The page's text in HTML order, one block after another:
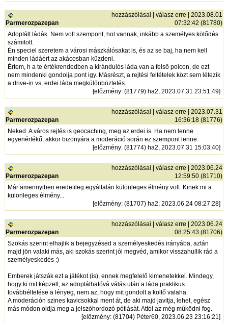
Parmerozpazepan
hozzászólásai |válasz erre | 2023.08.01
07:32:42 (81780)
Adoptált ládák. Nem volt szempont, hol vannak, inkább a személyes kötődés
számitott.
Én speciel szeretem a városi mászkálósakat is, és az se baj, ha nem kell
minden ládáért az akácosban küzdeni.
Értem, h a te értékrendedben a kirándulós láda van a felső polcon, de ezt
nem mindenki gondolja pont igy. Másrészt, a rejtési feltételek közt sem létezik
a drive-in vs. erdei láda megkülönböztetés.
[előzmény: (81779) ha2, 2023.07.31 23:51:49]
Parmerozpazepan
hozzászólásai |válasz erre | 2023.07.31
16:36:18 (81776)
Neked. A város rejtés is geocaching, meg az erdei is. Ha nem lenne
egyenértékű, akkor bizonyára a moderáció során ez szempont lenne.
[előzmény: (81774) ha2, 2023.07.31 15:03:40]
Parmerozpazepan
hozzászólásai |válasz erre | 2023.06.24
12:59:50 (81710)
Már amennyiben eredetileg egyáltalán különleges élmény volt. Kinek mi a
különleges élmény...
[előzmény: (81707) ha2, 2023.06.24 08:27:28]
Parmerozpazepan
hozzászólásai |válasz erre | 2023.06.24
08:25:43 (81706)
Szokás szerint elhajlik a bejegyzésed a személyeskedés irányába, aztán
majd jön valaki más, aki szokás szerint jól megvéd, amikor visszahullik rád a
személyeskedés :)
Emberek játszák ezt a játékot (is), ennek megfelelő kimenetekkel. Mindegy,
hogy ki mit képzelt, az adoptálhatóvá válás után a láda praktikus
továbbéltetése a lényeg, nem az, hogy mit gondolt a költő valaha.
A moderáción szines kavicsokkal ment át, de aki majd javitja, lehet, egész
más módon oldja meg a jelszóhordozó pótlását. Attól az még működni fog.
[előzmény: (81704) Péter60, 2023.06.23 23:16:21]